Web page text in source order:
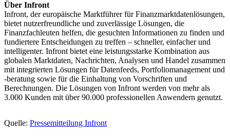
Über Infront
Infront, der europäische Marktführer für Finanzmarktdatenlösungen,
bietet nutzerfreundliche und zuverlässige Lösungen, die
Finanzfachleuten helfen, die gesuchten Informationen zu finden und
fundiertere Entscheidungen zu treffen – schneller, einfacher und
intelligenter. Infront bietet eine leistungsstarke Kombination aus
globalen Marktdaten, Nachrichten, Analysen und Handel zusammen
mit integrierten Lösungen für Datenfeeds, Portfoliomanagement und
-beratung sowie für die Einhaltung von Vorschriften und
Berechnungen. Die Lösungen von Infront werden von mehr als
3.000 Kunden mit über 90.000 professionellen Anwendern genutzt.
Quelle: Pressemitteilung Infront